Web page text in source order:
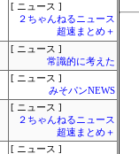
[ ニュース ]
２ちゃんねるニュース
超速まとめ＋
[ ニュース ]
常識的に考えた
[ ニュース ]
みそパンNEWS
[ ニュース ]
２ちゃんねるニュース
超速まとめ＋
[ ニュース ]